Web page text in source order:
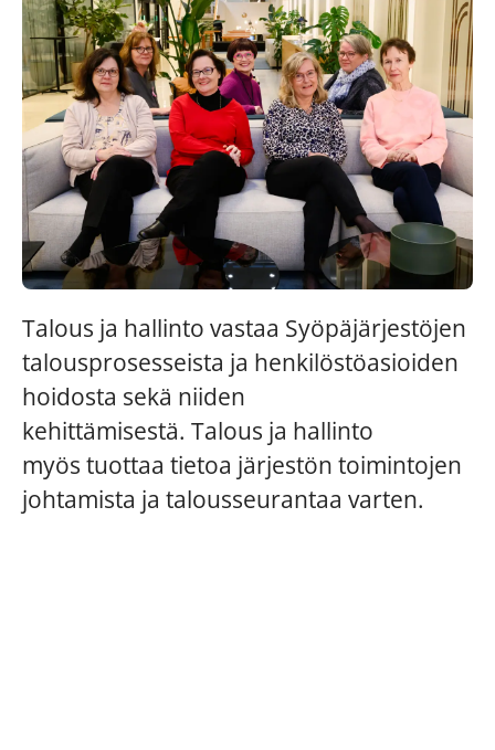
Talous ja hallinto vastaa Syöpäjärjestöjen
talousprosesseista ja henkilöstöasioiden
hoidosta sekä niiden
kehittämisestä. Talous ja hallinto
myös tuottaa tietoa järjestön toimintojen
johtamista ja talousseurantaa varten.